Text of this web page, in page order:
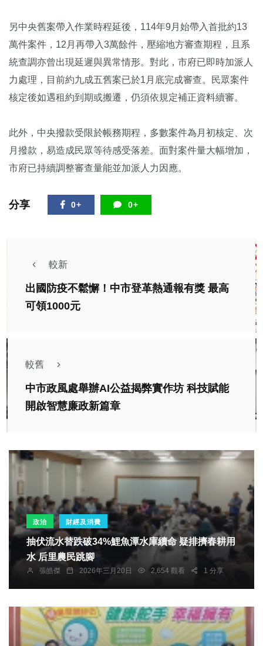
另中央舊案帶入作業時程延後，114年9月始帶入首批約13
萬件案件，12月再帶入3萬餘件，壓縮地方審查期程，且系
統查調亦曾出現延遲與異常情形。對此，市府已即時加派人
力處理，目前約九成五舊案已於1月底完成審查。民眾案件
核定後如遇租約到期或搬遷，仍須依規定補正資料續審。
此外，中央撥款受限於帳務期程，多數案件為月初核定、次
月撥款，易造成民眾等待感受落差。面對案件量大幅增加，
市府已持續調整審查量能並加派人力因應。
分享 0+ 0+
較新
出國防疫不鬆懈！中市登革熱通報有獎 最高
可領1000元
較舊
中市政風處舉辦AI公益揭弊實作坊 科技賦能
開啟智慧廉政新篇章
政治 財經及消費
抽伏流水替跌破34%鯉魚潭水庫續命 疑排擠春耕用
水 后里農民跳腳
張皓傑 2026年三月20日 2,654 觀看 1 分享